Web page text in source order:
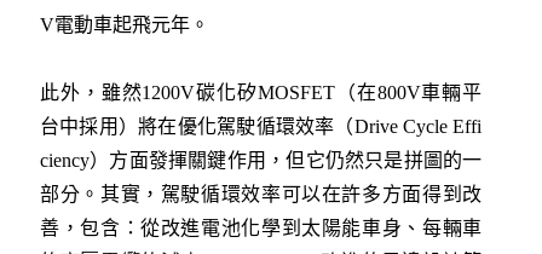
V電動車起飛元年。
此外，雖然1200V碳化矽MOSFET（在800V車輛平
台中採用）將在優化駕駛循環效率（Drive Cycle Effi
ciency）方面發揮關鍵作用，但它仍然只是拼圖的一
部分。其實，駕駛循環效率可以在許多方面得到改
善，包含：從改進電池化學到太陽能車身、每輛車